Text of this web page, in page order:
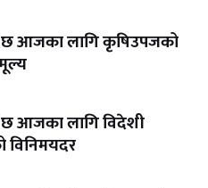
छ आजका लागि कृषिउपजको
छ आजका लागि विदेशी
विनिमयदर